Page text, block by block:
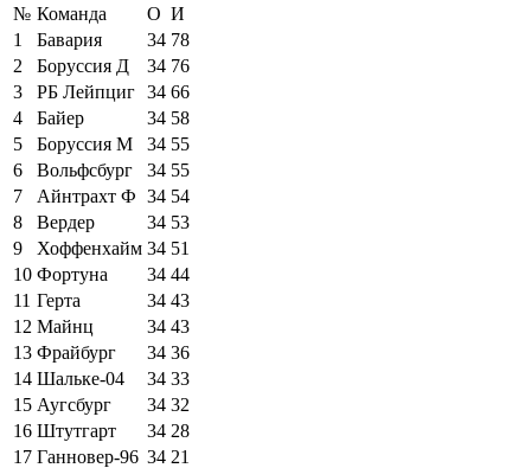
№ Команда О И
1
Бавария 34 78
2
Боруссия Д 34 76
3
РБ Лейпциг 34 66
4
Байер 34 58
5
Боруссия М 34 55
6
Вольфсбург 34 55
7
Айнтрахт Ф 34 54
8
Вердер 34 53
9
Хоффенхайм 34 51
10 Фортуна 34 44
11 Герта 34 43
12 Майнц 34 43
13 Фрайбург 34 36
14 Шальке-04 34 33
15 Аугсбург 34 32
16 Штутгарт 34 28
17 Ганновер-96 34 21